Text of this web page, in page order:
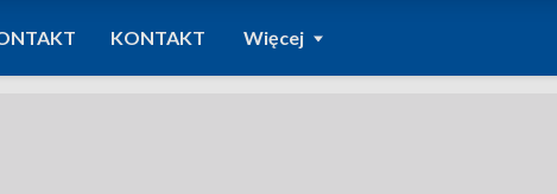
KONTAKT Więcej